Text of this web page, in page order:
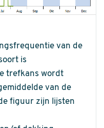
van de
is
trefkans wordt
van de
figuur zijn lijsten